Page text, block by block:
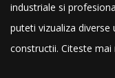
industriale si
puteti vizualiza
constructii. Citeste